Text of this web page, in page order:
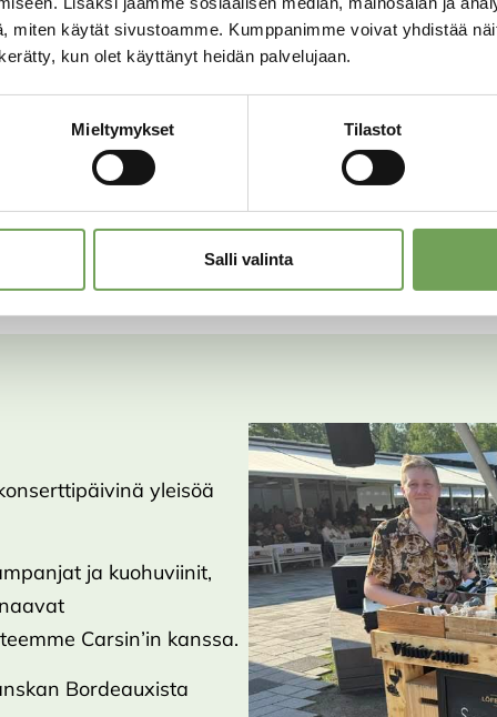
miten käytät sivustoamme. Kumppanimme voivat yhdistää
kun olet käyttänyt heidän palvelujaan.
Mieltymykset Tilastot
Salli valinta
sulkeuduttua yleisöltä
yksityistilaisuudet
044 9708 267.
Lue lisää Muistojen
yleisöä
ja kuohuviinit,
Carsin’in kanssa.
Bordeauxista